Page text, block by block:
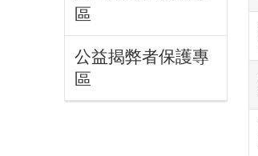
區
公益揭弊者保護專
區